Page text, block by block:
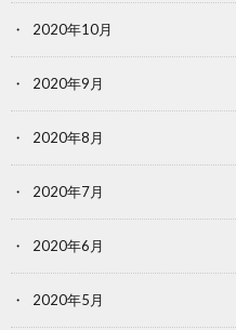
2020年10月
2020年9月
2020年8月
2020年7月
2020年6月
2020年5月